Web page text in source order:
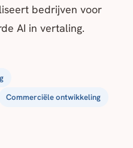
bedrijven voor
AI in vertaling.
Commerciële ontwikkeling